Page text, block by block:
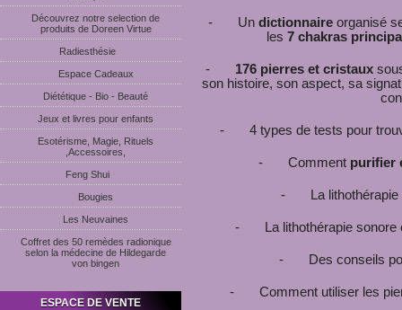
Découvrez notre selection de
produits de Doreen Virtue
Radiesthésie
Espace Cadeaux
Diététique - Bio - Beauté
Jeux et livres pour enfants
Esotérisme, Magie, Rituels
,Accessoires,
Feng Shui
Bougies
Les Neuvaines
Coffret des 50 remèdes radionique
selon la médecine de Hildegarde
von bingen
ESPACE DE VENTE
- Un dictionnaire organisé
les 7 chakras
- 176 pierres et cristaux
son histoire, son aspect, sa
- 4 types de tests pour
- Comment purifier
- La lithothérapie
- La lithothérapie sonore
- Des conseils
- Comment utiliser les